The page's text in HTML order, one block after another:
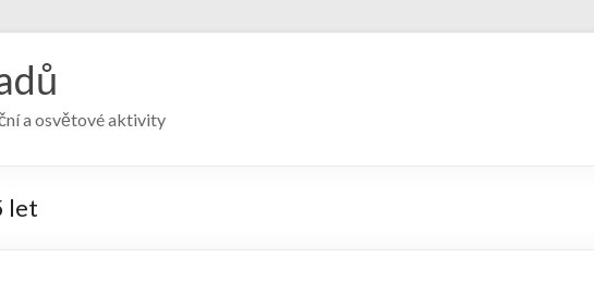
a osvětové aktivity
let